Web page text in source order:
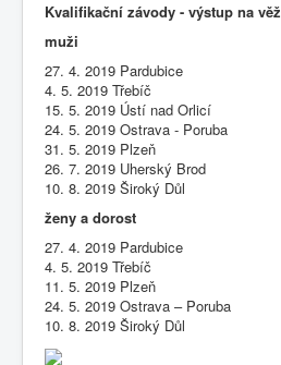
Kvalifikační závody - výstup na věž
muži
27. 4. 2019 Pardubice
4. 5. 2019 Třebíč
15. 5. 2019 Ústí nad Orlicí
24. 5. 2019 Ostrava ‐ Poruba
31. 5. 2019 Plzeň
26. 7. 2019 Uherský Brod
10. 8. 2019 Široký Důl
ženy a dorost
27. 4. 2019 Pardubice
4. 5. 2019 Třebíč
11. 5. 2019 Plzeň
24. 5. 2019 Ostrava – Poruba
10. 8. 2019 Široký Důl